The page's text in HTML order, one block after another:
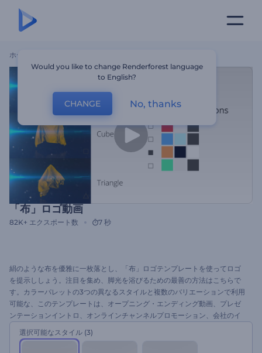
ホーム
「布」ロゴ動画
82K+ エクスポート数 7 秒
絹のような布を優雅に一枚落とし、「布」ロゴテンプレートを使ってロゴ
を提示ししょう。注目を集め、脚光を浴びるための最善の方法はこちらで
す。カラーパレットの3つの異なるスタイルと複数のバリエーションで利用
可能な、このテンプレートは、オープニング・エンディング動画、プレゼ
ンテーションイントロ、オンラインチャンネルプロモーション、会社のイ
ントロなどに最高です！ロゴをアップロードして、テキストを微調整し
て、音楽を加えて、プレビューを押してください。今すぐ試してみてくだ
選択可能なスタイル (3)
Would you like to change Renderforest language
to English?
CHANGE No, thanks